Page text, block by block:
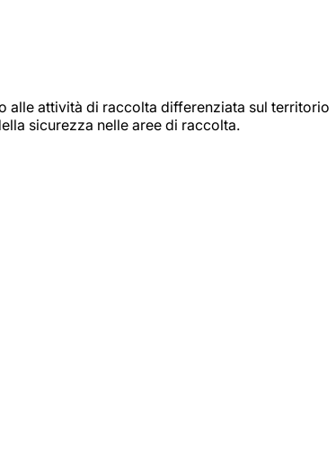
alle attività di raccolta differenziata sul territorio
sicurezza nelle aree di raccolta.